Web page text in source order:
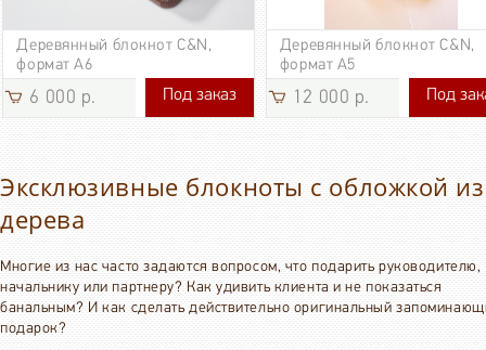
Деревянный блокнот C&N,
формат А6
6 000 р. 6 000 р.
Под заказ
Деревянный блокнот C&N,
формат А5
12 000 р. 12 000 р.
Под
Эксклюзивные блокноты с обложкой из
дерева
Многие из нас часто задаются вопросом, что подарить руководителю,
начальнику или партнеру? Как удивить клиента и не показаться
банальным? И как сделать действительно оригинальный
подарок?